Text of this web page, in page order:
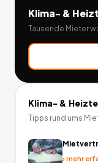
Klima- &
Tausende Mieter
Klima- &
Tipps rund ums
›mehr